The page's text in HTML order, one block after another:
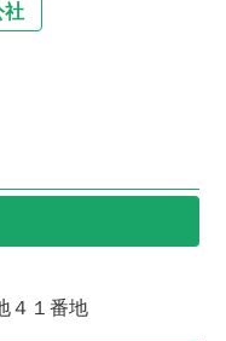
社
４１番地